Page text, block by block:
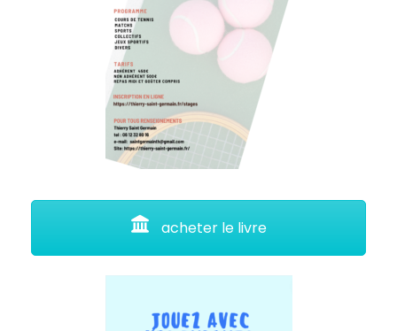
acheter le livre